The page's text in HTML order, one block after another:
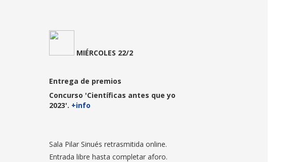
MIÉRCOLES 22/2
Entrega de premios
Concurso 'Científicas antes que yo
2023'. +info
Sala Pilar Sinués retrasmitida online.
Entrada libre hasta completar aforo.